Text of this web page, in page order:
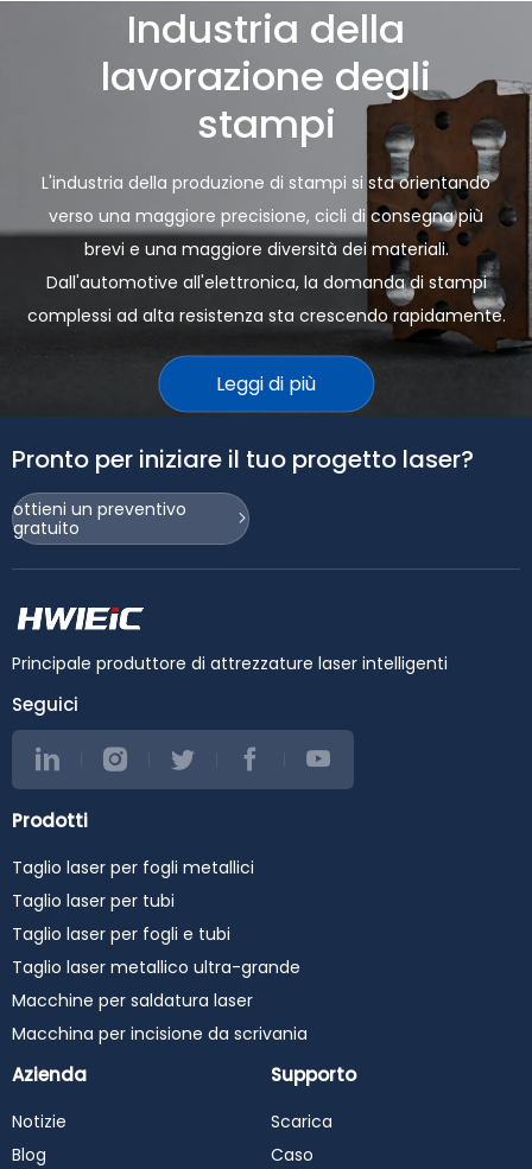
Industria della
lavorazione degli
stampi
L'industria della produzione di stampi si sta orientando
verso una maggiore precisione, cicli di consegna più
brevi e una maggiore diversità dei materiali.
Dall'automotive all'elettronica, la domanda di stampi
complessi ad alta resistenza sta crescendo rapidamente.
Leggi di più
Accessori aerospaziali /
militari
Il settore aerospaziale e della difesa richiede un'estrema
componenti critici per la missione.
Leggi di più
Arredamenti per Cucina
e Bagno / Settore
Refrigerazione HVAC
Con la crescita della domanda globale per spazi abitativi
più intelligenti e sistemi ad alta efficienza energetica, le
industrie della ceramica sanitaria per cucine e bagni e
della refrigerazione HVAC stanno subendo una rapida
trasformazione.
Pronto per iniziare il tuo progetto laser?
ottieni un preventivo
gratuito
Principale produttore di attrezzature laser intelligenti
Seguici
Prodotti
Taglio laser per fogli metallici
Taglio laser per tubi
Taglio laser per fogli e tubi
Taglio laser metallico ultra-grande
Macchine per saldatura laser
Macchina per incisione da scrivania
Azienda
Notizie
Blog
Supporto
Scarica
Caso